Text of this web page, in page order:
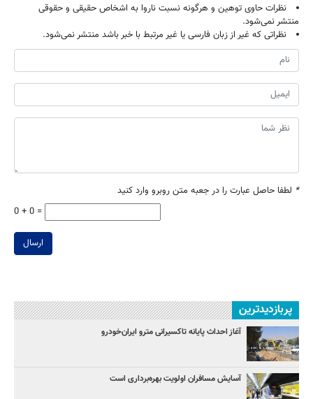
نظرات حاوی توهین و هرگونه نسبت ناروا به اشخاص حقیقی و حقوقی
منتشر نمی‌شود.
نظراتی که غیر از زبان فارسی یا غیر مرتبط با خبر باشد منتشر نمی‌شود.
* لطفا حاصل عبارت را در جعبه متن روبرو وارد کنید
0 + 0 =
ارسال
پربازدیدترین
آغاز احداث پایانه تاکسیرانی مترو ایران‌خودرو
آسایش مسافران اولویت بهره‌برداری است